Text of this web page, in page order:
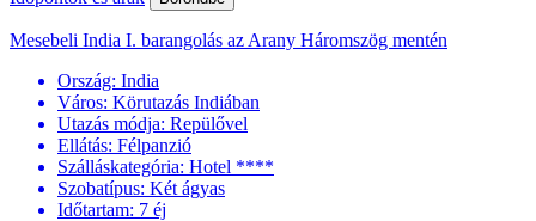
Mesebeli India I. barangolás az Arany Háromszög mentén
Ország: India
Város: Körutazás Indiában
Utazás módja: Repülővel
Ellátás: Félpanzió
Szálláskategória: Hotel ****
Szobatípus: Két ágyas
Időtartam: 7 éj